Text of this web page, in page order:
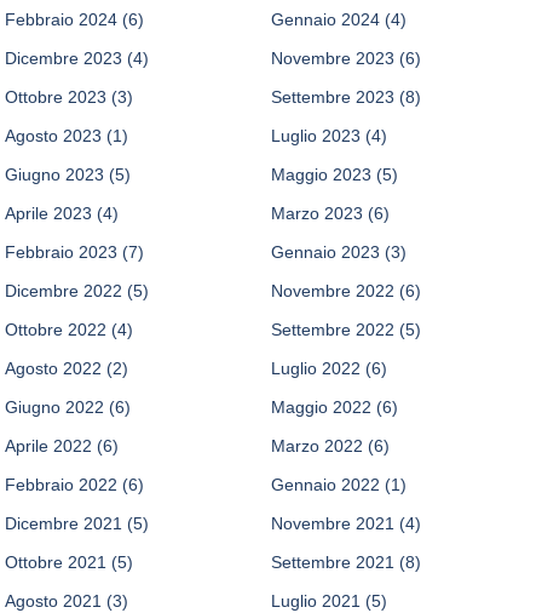
Febbraio 2024 (6) Gennaio 2024 (4)
Dicembre 2023 (4) Novembre 2023 (6)
Ottobre 2023 (3) Settembre 2023 (8)
Agosto 2023 (1) Luglio 2023 (4)
Giugno 2023 (5) Maggio 2023 (5)
Aprile 2023 (4) Marzo 2023 (6)
Febbraio 2023 (7) Gennaio 2023 (3)
Dicembre 2022 (5) Novembre 2022 (6)
Ottobre 2022 (4) Settembre 2022 (5)
Agosto 2022 (2) Luglio 2022 (6)
Giugno 2022 (6) Maggio 2022 (6)
Aprile 2022 (6) Marzo 2022 (6)
Febbraio 2022 (6) Gennaio 2022 (1)
Dicembre 2021 (5) Novembre 2021 (4)
Ottobre 2021 (5) Settembre 2021 (8)
Agosto 2021 (3) Luglio 2021 (5)